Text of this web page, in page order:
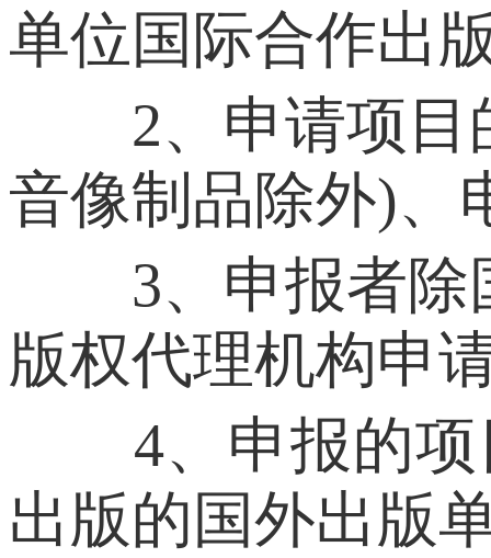
单位国际合作出
2、申请项目的
音像制品除外)、
3、申报者除国
版权代理机构申
4、申报的项
出版的国外出版